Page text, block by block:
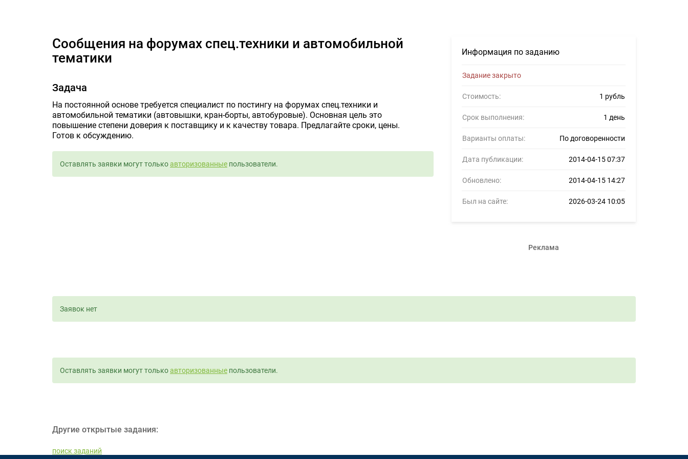
Информация по заданию
Задание закрыто
Стоимость: 1 рубль
Срок выполнения: 1 день
Варианты оплаты: По договоренности
Дата публикации: 2014-04-15 07:37
Обновлено: 2014-04-15 14:27
Был на сайте: 2026-03-24 10:05
Реклама
Сообщения на форумах спец.техники и автомобильной
тематики
Задача
На постоянной основе требуется специалист по постингу на форумах спец.техники и
автомобильной тематики (автовышки, кран-борты, автобуровые). Основная цель это
повышение степени доверия к поставщику и к качеству товара. Предлагайте сроки, цены.
Готов к обсуждению.
Оставлять заявки могут толькоавторизованные пользователи.
Заявок нет
Оставлять заявки могут толькоавторизованные пользователи.
Другие открытые задания:
поиск заданий